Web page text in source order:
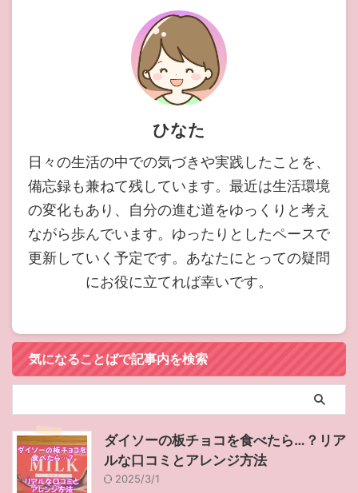
ひなた
日々の生活の中での気づきや実践したことを、
備忘録も兼ねて残しています。最近は生活環境
の変化もあり、自分の進む道をゆっくりと考え
ながら歩んでいます。ゆったりとしたペースで
更新していく予定です。あなたにとっての疑問
にお役に立てれば幸いです。
気になることばで記事内を検索
ダイソーの板チョコを食べたら…？リア
ルな口コミとアレンジ方法
2025/3/1